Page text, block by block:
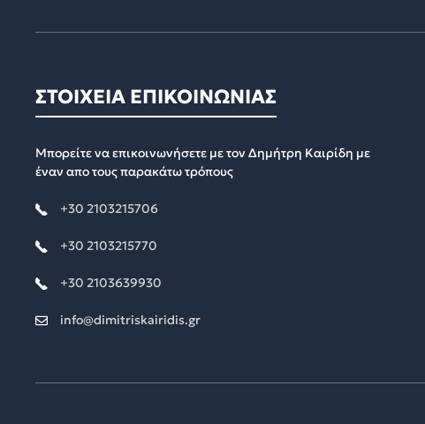
ΣΤΟΙΧΕΙΑ ΕΠΙΚΟΙΝΩΝΙΑΣ
Μπορείτε να επικοινωνήσετε με τον Δημήτρη Καιρίδη με
έναν απο τους παρακάτω τρόπους
+30 2103215706
+30 2103215770
+30 2103639930
info@dimitriskairidis.gr